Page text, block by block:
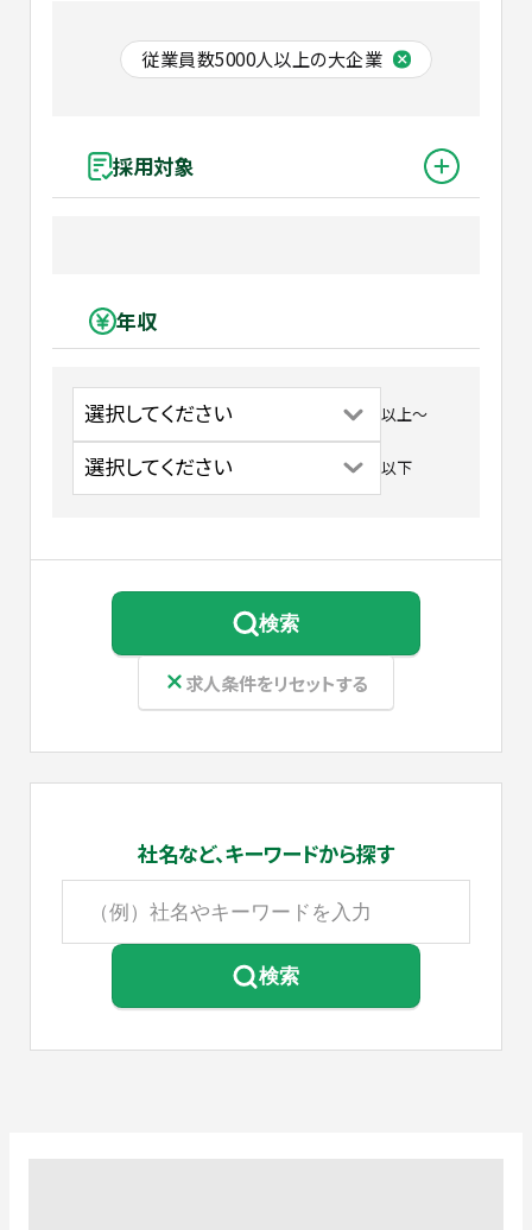
従業員数5000人以上の大企業
採用対象
年収
以上〜
以下
検索
求人条件をリセットする
社名など、キーワードから探す
検索